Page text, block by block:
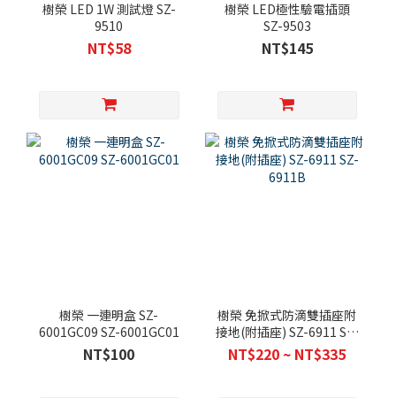
樹榮 LED 1W 測試燈 SZ-
9510
NT$58
樹榮 LED極性驗電插頭
SZ-9503
NT$145
樹榮 一連明盒 SZ-
6001GC09 SZ-6001GC01
NT$100
樹榮 免掀式防滴雙插座附
接地(附插座) SZ-6911 SZ-
6911B
NT$220 ~ NT$335